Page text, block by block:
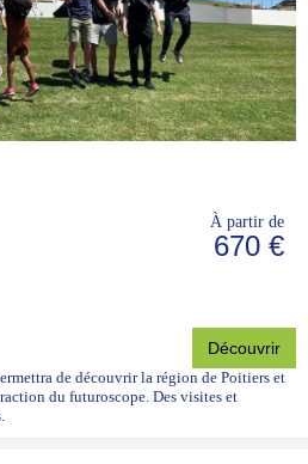
À partir de
670 €
Découvrir
de découvrir la région de Poitiers et
du futuroscope. Des visites et